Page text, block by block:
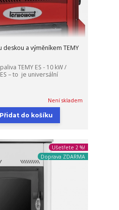
deskou a výměníkem TEMY
TEMY ES - 10 kW /
– to je universální
Není skladem
Přidat do košíku
Ušetřete 2 %!
Doprava ZDARMA